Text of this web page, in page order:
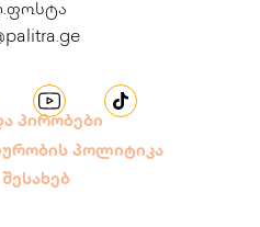
პირობები
პოლიტიკა